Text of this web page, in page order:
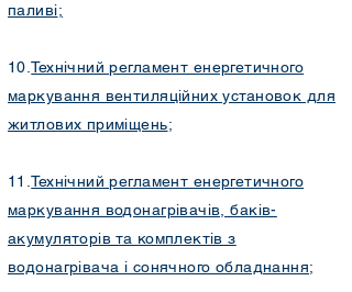
паливі;
10.Технічний регламент енергетичного
маркування вентиляційних установок для
житлових приміщень;
11.Технічний регламент енергетичного
маркування водонагрівачів, баків-
акумуляторів та комплектів з
водонагрівача і сонячного обладнання;